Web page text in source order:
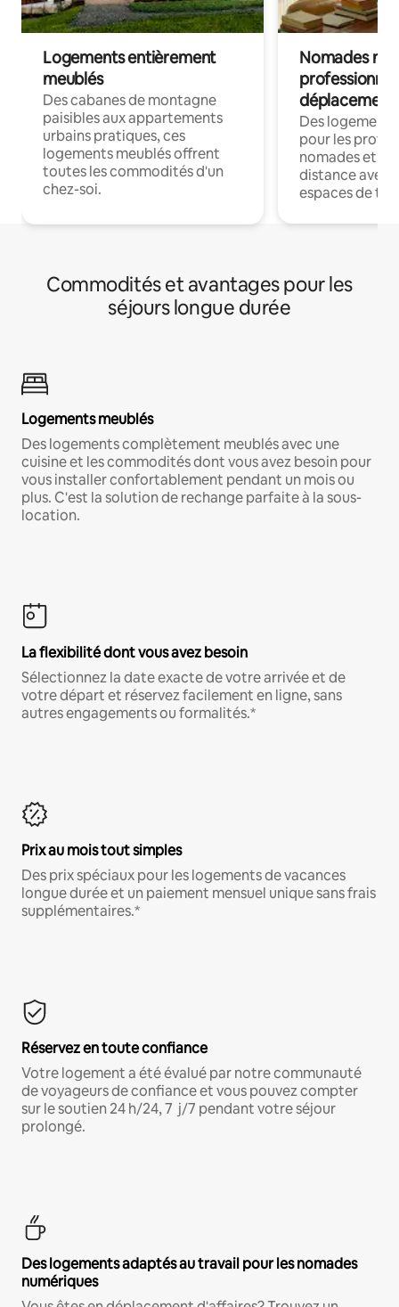
Logements entièrement
meublés
Des cabanes de montagne
paisibles aux appartements
urbains pratiques, ces
logements meublés offrent
toutes les commodités d'un
chez-soi.
Nomades
déplacement
Des
pour les
nomades et
distance avec
espaces de
Commodités et avantages pour les
séjours longue durée
Logements meublés
Des logements complètement meublés avec une
cuisine et les commodités dont vous avez besoin pour
vous installer confortablement pendant un mois ou
plus. C'est la solution de rechange parfaite à la sous-
location.
La flexibilité dont vous avez besoin
Sélectionnez la date exacte de votre arrivée et de
votre départ et réservez facilement en ligne, sans
autres engagements ou formalités.*
Prix au mois tout simples
Des prix spéciaux pour les logements de vacances
longue durée et un paiement mensuel unique sans frais
supplémentaires.*
Réservez en toute confiance
Votre logement a été évalué par notre communauté
de voyageurs de confiance et vous pouvez compter
sur le soutien 24 h/24, 7 j/7 pendant votre séjour
prolongé.
Des logements adaptés au travail pour les nomades
numériques